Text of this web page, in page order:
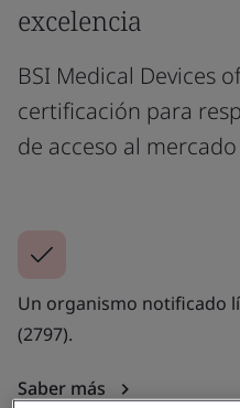
excelencia
BSI Medical Devices
certificación para
de acceso al
Un organismo notificado
(2797).
Saber más